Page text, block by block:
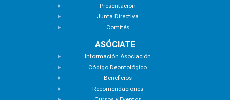
Presentación
Junta Directiva
Comités
ASÓCIATE
Información Asociación
Código Deontológico
Beneficios
Recomendaciones